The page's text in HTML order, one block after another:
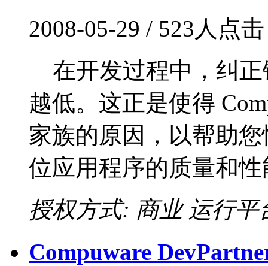
2008-05-29 / 523人点
在开发过程中，纠正
越低。这正是使得
家族的原因，以帮助您
位应用程序的质量和
授权方式: 商业 运行平
Compuware